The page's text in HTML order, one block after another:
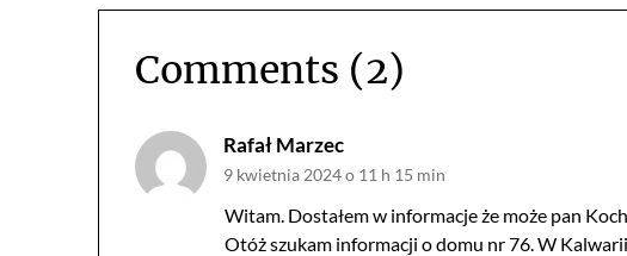
Comments (2)
Rafał Marzec
9 kwietnia 2024 o 11 h 15 min
Witam. Dostałem w informacje że może pan
Otóż szukam informacji o domu nr 76. W